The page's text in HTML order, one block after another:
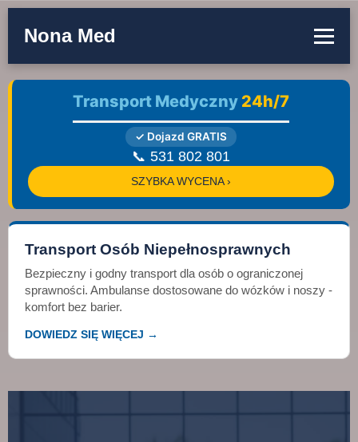
Nona Med
Transport Medyczny 24h/7
✓ Dojazd GRATIS
📞 531 802 801
SZYBKA WYCENA ›
Transport Osób Niepełnosprawnych
Bezpieczny i godny transport dla osób o ograniczonej
sprawności. Ambulanse dostosowane do wózków i noszy -
komfort bez barier.
DOWIEDZ SIĘ WIĘCEJ →